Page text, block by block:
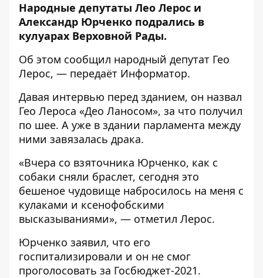
Народные депутаты Лео Лерос и
Александр Юрченко подрались в
кулуарах Верховной Рады.
Об этом сообщил народный депутат Гео
Лерос, — передаёт Информатор.
Давая интервью перед зданием, он назвал
Гео Лероса «Део Ланосом», за что получил
по шее. А уже в здании парламента между
ними завязалась драка.
«Вчера со взяточника Юрченко, как с
собаки сняли браслет, сегодня это
бешеное чудовище набросилось на меня с
кулаками и ксенофобскими
высказываниями», — отметил Лерос.
Юрченко заявил, что его
госпитализировали и он не смог
проголосовать за Госбюджет-2021.